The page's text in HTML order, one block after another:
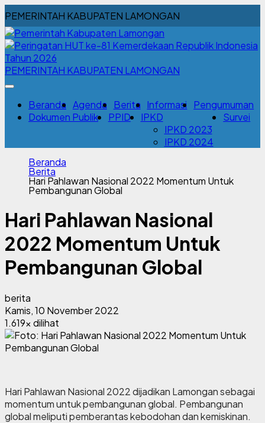
PEMERINTAH KABUPATEN LAMONGAN
PEMERINTAH KABUPATEN LAMONGAN
Beranda Agenda Berita Informasi
Pengumuman
Dokumen Publik
PPID
IPKD
IPKD 2023
IPKD 2024
Survei
Beranda
Berita
Hari Pahlawan Nasional 2022 Momentum Untuk
Pembangunan Global
Hari Pahlawan Nasional
2022 Momentum Untuk
Pembangunan Global
berita
Kamis, 10 November 2022
1.619x dilihat
Hari Pahlawan Nasional 2022 dijadikan Lamongan sebagai
momentum untuk pembangunan global. Pembangunan
global meliputi pemberantas kebodohan dan kemiskinan.